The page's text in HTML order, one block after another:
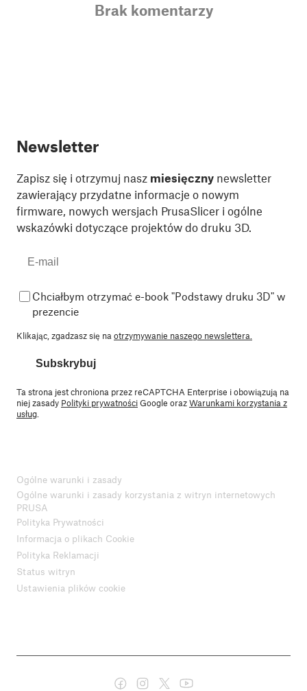
Brak komentarzy
Newsletter
Zapisz się i otrzymuj nasz miesięczny newsletter
zawierający przydatne informacje o nowym
firmware, nowych wersjach PrusaSlicer i ogólne
wskazówki dotyczące projektów do druku 3D.
Chciałbym otrzymać e-book "Podstawy druku 3D" w
prezencie
Klikając, zgadzasz się na otrzymywanie naszego newslettera.
Subskrybuj
Ta strona jest chroniona przez reCAPTCHA Enterprise i obowiązują na
niej zasady Polityki prywatnościGoogle orazWarunkami korzystania z
usług
Ogólne warunki i zasady
Ogólne warunki i zasady korzystania z witryn internetowych
PRUSA
Polityka Prywatności
Informacja o plikach Cookie
Polityka Reklamacji
Status witryn
Ustawienia plików cookie